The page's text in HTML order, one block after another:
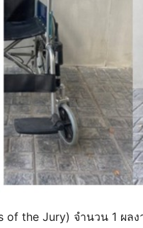
the Jury) จำนวน 1 ผลง